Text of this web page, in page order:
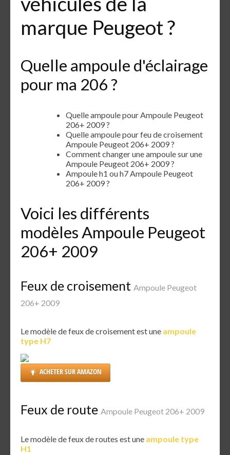
marque Peugeot ?
Quelle ampoule d'éclairage
pour ma 206 ?
Quelle ampoule pour Ampoule Peugeot
206+ 2009 ?
Quelle ampoule pour feu de croisement
Ampoule Peugeot 206+ 2009 ?
Comment changer une ampoule sur une
Ampoule Peugeot 206+ 2009 ?
Ampoule h1 ou h7 Ampoule Peugeot
206+ 2009 ?
Voici les différents
modèles Ampoule Peugeot
206+ 2009
Feux de croisement Ampoule Peugeot
206+ 2009
Le modèle de feux de croisement est une ampoule
type H7
ACHETER SUR AMAZON
Feux de route Ampoule Peugeot 206+ 2009
Le modèle de feux de routes est une ampoule type
H1